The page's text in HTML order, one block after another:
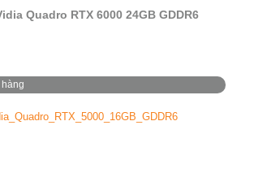
Quadro RTX 6000 24GB GDDR6